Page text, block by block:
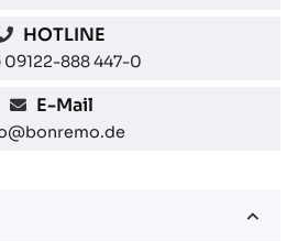
HOTLINE
09122-888 447-0
E-Mail